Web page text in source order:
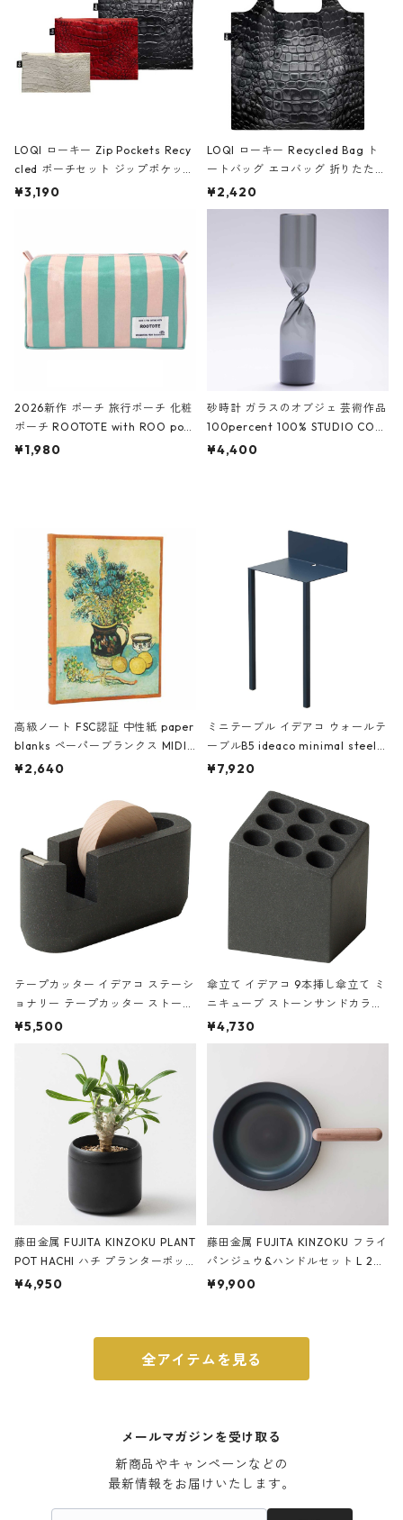
LOQI ローキー Zip Pockets Recy
cled ポーチセット ジップポケット
ファスナーポーチ 撥水加工 トラベ
ーガンディー、オフホワイト
¥3,190
LOQI ローキー Recycled Bag ト
ートバッグ エコバッグ 折りたたみ
大きめ 撥水加工 収納ポーチ CRO
CODILE/Black クロコダイル/ブラ
¥2,420
2026新作 ポーチ 旅行ポーチ 化粧
ポーチ ROOTOTE with ROO pou
ch 3532 ルートート WR.ポーチ.ラ
¥1,980
砂時計 ガラスのオブジェ 芸術作品
100percent 100% STUDIO COH
AKU Timeless 100パーセント ス
¥4,400
高級ノート FSC認証 中性紙 paper
blanks ペーパーブランクス MIDI
ハードカバー 罫線 ヴァン・ゴッホ
¥2,640
ミニテーブル イデアコ ウォールテ
ーブルB5 ideaco minimal steel f
urniture WALL Table B5 ネイビー
¥7,920
テープカッター イデアコ ステーシ
ョナリー テープカッター ストーン
サンドカラー 石調 ideaco Station
¥5,500
傘立て イデアコ 9本挿し傘立て ミ
ニキューブ ストーンサンドカラー
石調 ideaco Umbrella Stand CUB
E ストーンサンドブラック
¥4,730
藤田金属 FUJITA KINZOKU PLANT
POT HACHI ハチ プランターポッ
ト 3号 ブラック
¥4,950
藤田金属 FUJITA KINZOKU フライ
パンジュウ&ハンドルセット L 24c
m ガス火・IH対応 鉄フライパン
¥9,900
全アイテムを見る
メールマガジンを受け取る
新商品やキャンペーンなどの
最新情報をお届けいたします。